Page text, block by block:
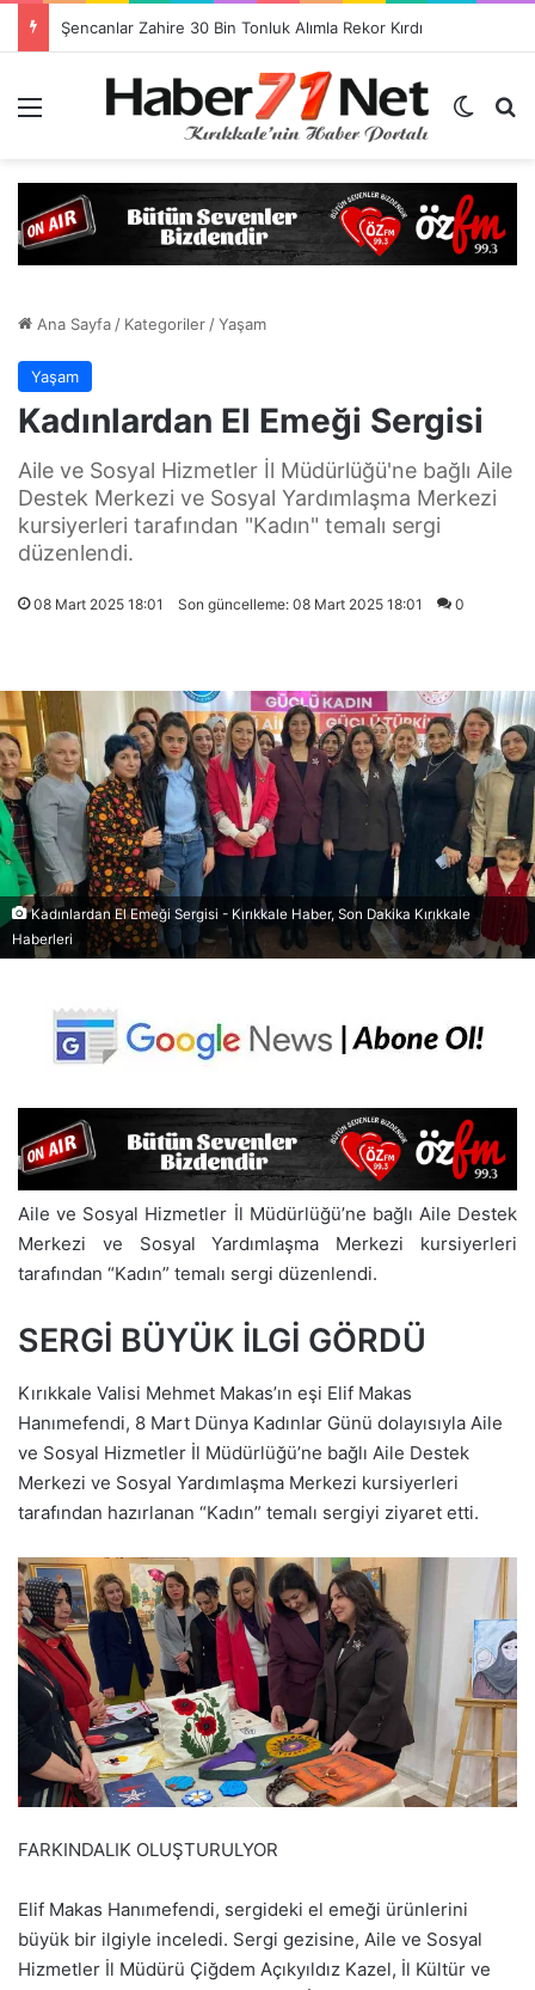
Dış
Ana Sayfa/ Kategoriler/Yaşam
Yaşam
Kadınlardan El Emeği Sergisi
Aile ve Sosyal Hizmetler İl Müdürlüğü'ne bağlı Aile
Destek Merkezi ve Sosyal Yardımlaşma Merkezi
kursiyerleri tarafından "Kadın" temalı sergi
düzenlendi.
08 Mart 2025 18:01 Son güncelleme: 08 Mart 2025 18:01 0
Kadınlardan El Emeği Sergisi - Kırıkkale Haber, Son Dakika Kırıkkale
Haberleri
Aile ve Sosyal Hizmetler İl Müdürlüğü’ne bağlı Aile Destek
Merkezi ve Sosyal Yardımlaşma Merkezi kursiyerleri
tarafından “Kadın” temalı sergi düzenlendi.
SERGİ BÜYÜK İLGİ GÖRDÜ
Kırıkkale Valisi Mehmet Makas’ın eşi Elif Makas
Hanımefendi, 8 Mart Dünya Kadınlar Günü dolayısıyla Aile
ve Sosyal Hizmetler İl Müdürlüğü’ne bağlı Aile Destek
Merkezi ve Sosyal Yardımlaşma Merkezi kursiyerleri
tarafından hazırlanan “Kadın” temalı sergiyi ziyaret etti.
FARKINDALIK OLUŞTURULYOR
Elif Makas Hanımefendi, sergideki el emeği ürünlerini
büyük bir ilgiyle inceledi. Sergi gezisine, Aile ve Sosyal
Hizmetler İl Müdürü Çiğdem Açıkyıldız Kazel, İl Kültür ve